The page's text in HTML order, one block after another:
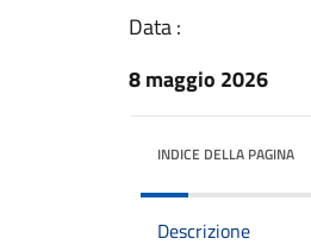
Data :
8 maggio 2026
INDICE DELLA PAGINA
Descrizione